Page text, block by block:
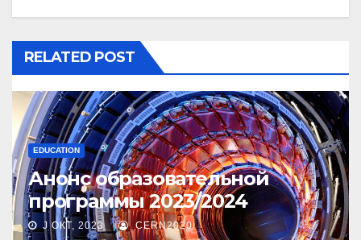
RELATED POST
EDUCATION
Анонс образовательной
программы 2023/2024
J ОКТ, 2023 CERN2020